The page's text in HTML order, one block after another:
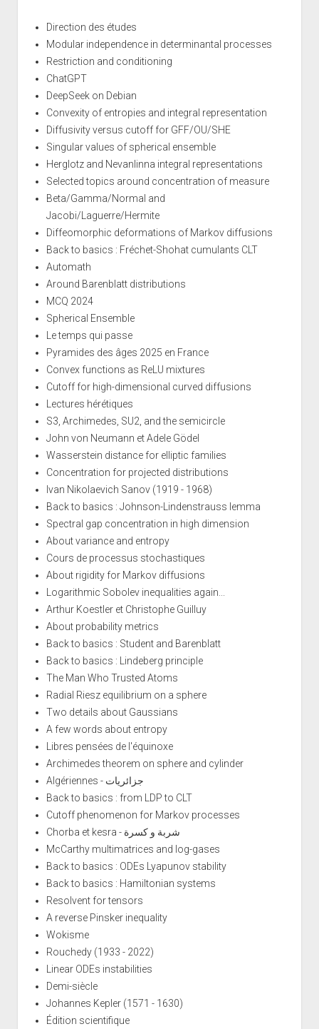
Direction des études
Modular independence in determinantal processes
Restriction and conditioning
ChatGPT
DeepSeek on Debian
Convexity of entropies and integral representation
Diffusivity versus cutoff for GFF/OU/SHE
Singular values of spherical ensemble
Herglotz and Nevanlinna integral representations
Selected topics around concentration of measure
Beta/Gamma/Normal and
Jacobi/Laguerre/Hermite
Diffeomorphic deformations of Markov diffusions
Back to basics : Fréchet-Shohat cumulants CLT
Automath
Around Barenblatt distributions
MCQ 2024
Spherical Ensemble
Le temps qui passe
Pyramides des âges 2025 en France
Convex functions as ReLU mixtures
Cutoff for high-dimensional curved diffusions
Lectures hérétiques
S3, Archimedes, SU2, and the semicircle
John von Neumann et Adele Gödel
Wasserstein distance for elliptic families
Concentration for projected distributions
Ivan Nikolaevich Sanov (1919 - 1968)
Back to basics : Johnson-Lindenstrauss lemma
Spectral gap concentration in high dimension
About variance and entropy
Cours de processus stochastiques
About rigidity for Markov diffusions
Logarithmic Sobolev inequalities again...
Arthur Koestler et Christophe Guilluy
About probability metrics
Back to basics : Student and Barenblatt
Back to basics : Lindeberg principle
The Man Who Trusted Atoms
Radial Riesz equilibrium on a sphere
Two details about Gaussians
A few words about entropy
Libres pensées de l'équinoxe
Archimedes theorem on sphere and cylinder
Algériennes - جزائريات
Back to basics : from LDP to CLT
Cutoff phenomenon for Markov processes
Chorba et kesra - شربة و كسرة
McCarthy multimatrices and log-gases
Back to basics : ODEs Lyapunov stability
Back to basics : Hamiltonian systems
Resolvent for tensors
A reverse Pinsker inequality
Wokisme
Rouchedy (1933 - 2022)
Linear ODEs instabilities
Demi-siècle
Johannes Kepler (1571 - 1630)
Édition scientifique